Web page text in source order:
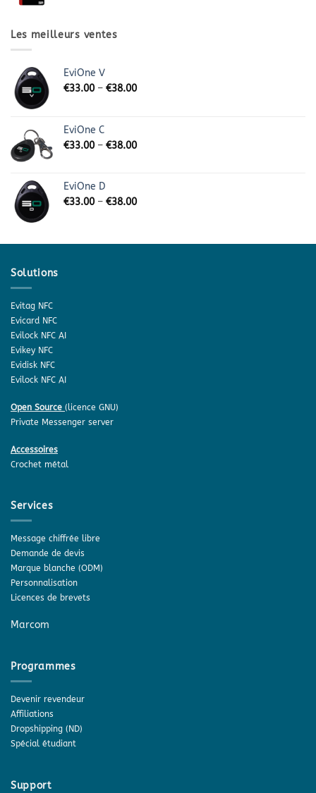
Les meilleurs ventes
EviOne V
€33.00– €38.00
EviOne C
€33.00– €38.00
EviOne D
€33.00– €38.00
Solutions
Evitag NFC
Evicard NFC
Evilock NFC AI
Evikey NFC
Evidisk NFC
Evilock NFC AI
Open Source (licence GNU)
Private Messenger server
Accessoires
Crochet métal
Services
Message chiffrée libre
Demande de devis
Marque blanche (ODM)
Personnalisation
Licences de brevets
Marcom
Programmes
Devenir revendeur
Affiliations
Dropshipping (ND)
Spécial étudiant
Support